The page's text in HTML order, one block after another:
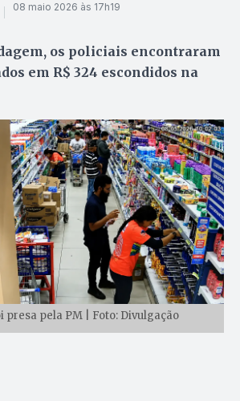
08 maio 2026 às 17h19
os policiais encontraram
em R$ 324 escondidos na
presa pela PM | Foto: Divulgação